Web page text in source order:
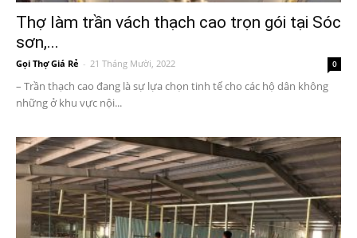
Thợ làm trần vách thạch cao trọn gói tại Sóc
sơn,...
Gọi Thợ Giá Rẻ - 21 Tháng Mười, 2022 0
– Trần thạch cao đang là sự lựa chọn tinh tế cho các hộ dân không
những ở khu vực nội...